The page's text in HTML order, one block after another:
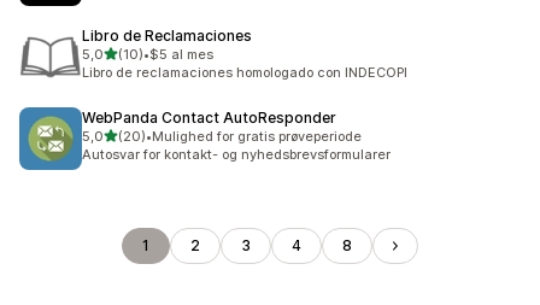
Libro de Reclamaciones
5,0ud af 5 stjerner
(10)
10 anmeldelser i alt
•$5 al mes
Libro de reclamaciones homologado con INDECOPI
WebPanda Contact AutoResponder
5,0ud af 5 stjerner
(20)
20 anmeldelser i alt
•Mulighed for gratis prøveperiode
Autosvar for kontakt- og nyhedsbrevsformularer
1 2 3 4 8